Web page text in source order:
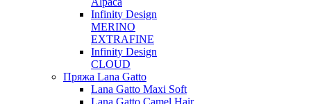
Infinity Design
MERINO
EXTRAFINE
Infinity Design
CLOUD
Пряжа Lana Gatto
Lana Gatto Maxi Soft
Lana Gatto Camel Hair